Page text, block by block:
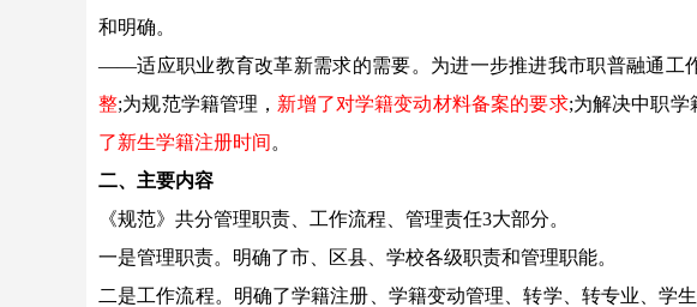
和明确。
——适应职业教育改革新需求的需要。为进一步推进我市职普融通工
整;为规范学籍管理， 新增了对学籍变动材料备案的要求;为解决中职学
了新生学籍注册时间 。
二、主要内容
《规范》共分管理职责、工作流程、管理责任3大部分。
一是管理职责。明确了市、区县、学校各级职责和管理职能。
二是工作流程。明确了学籍注册、学籍变动管理、转学、转专业、学